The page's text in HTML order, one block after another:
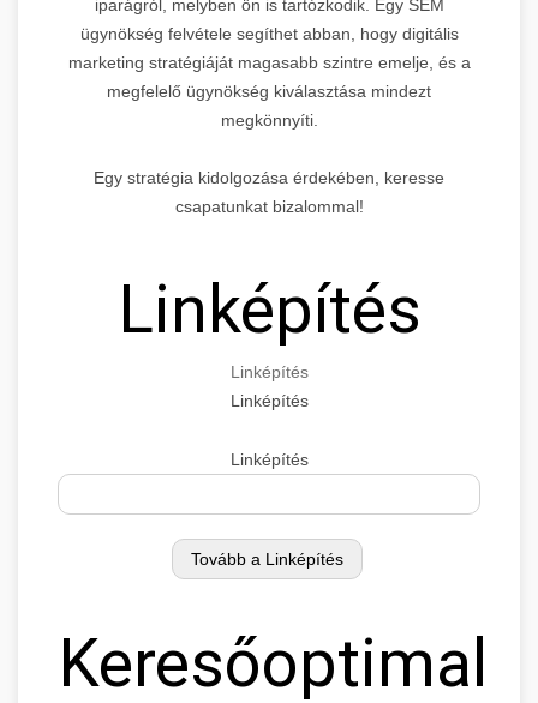
iparágról, melyben ön is tartózkodik. Egy SEM
ügynökség felvétele segíthet abban, hogy digitális
marketing stratégiáját magasabb szintre emelje, és a
megfelelő ügynökség kiválasztása mindezt
megkönnyíti.
Egy stratégia kidolgozása érdekében, keresse
csapatunkat bizalommal!
Linképítés
Linképítés
Linképítés
Linképítés